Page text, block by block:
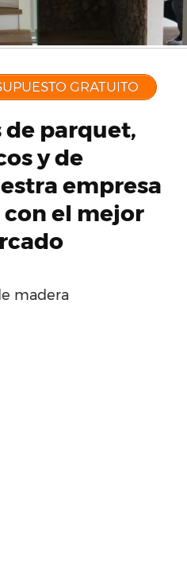
GRATUITO
de parquet,
y de
empresa
el mejor
madera